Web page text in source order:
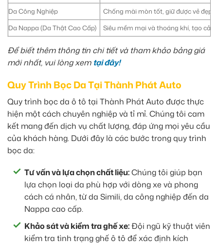
Da Công Nghiệp
Chống mài mòn tốt, giữ được vẻ đẹp
Da Nappa (Da Thật Cao Cấp)
Siêu mềm mại và thoáng khí, tạo
Để biết thêm thông tin chi tiết và tham khảo bảng giá
mới nhất, vui lòng xem tại đây!
Quy Trình Bọc Da Tại Thành Phát Auto
Quy trình bọc da ô tô tại Thành Phát Auto được thực
hiện một cách chuyên nghiệp và tỉ mỉ. Chúng tôi cam
kết mang đến dịch vụ chất lượng, đáp ứng mọi yêu cầu
của khách hàng. Dưới đây là các bước trong quy trình
bọc da:
Tư vấn và lựa chọn chất liệu:Chúng tôi giúp bạn
lựa chọn loại da phù hợp với dòng xe và phong
cách cá nhân, từ da Simili, da công nghiệp đến da
Nappa cao cấp.
Khảo sát và kiểm tra ghế xe:Đội ngũ kỹ thuật viên
kiểm tra tình trạng ghế ô tô để xác định kích